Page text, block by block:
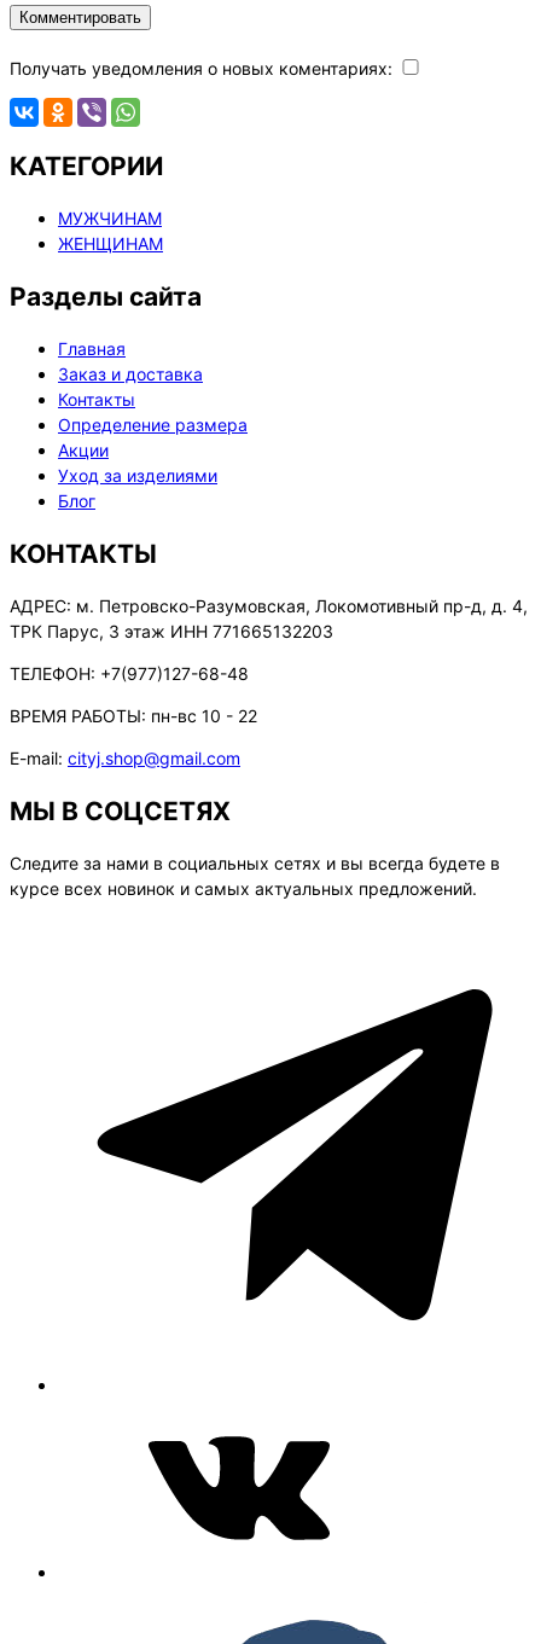
Комментировать
Получать уведомления о новых коментариях:
КАТЕГОРИИ
МУЖЧИНАМ
ЖЕНЩИНАМ
Разделы сайта
Главная
Заказ и доставка
Контакты
Определение размера
Акции
Уход за изделиями
Блог
КОНТАКТЫ
АДРЕС: м. Петровско-Разумовская, Локомотивный пр-д, д. 4,
ТРК Парус, 3 этаж ИНН 771665132203
ТЕЛЕФОН: +7(977)127-68-48
ВРЕМЯ РАБОТЫ: пн-вс 10 - 22
E-mail: cityj.shop@gmail.com
МЫ В СОЦСЕТЯХ
Следите за нами в социальных сетях и вы всегда будете в
курсе всех новинок и самых актуальных предложений.